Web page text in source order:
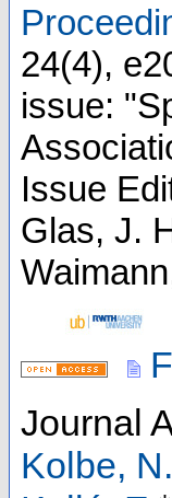
24(4),
issue:
Issue
Glas, J.
Journal
Kolbe, N.